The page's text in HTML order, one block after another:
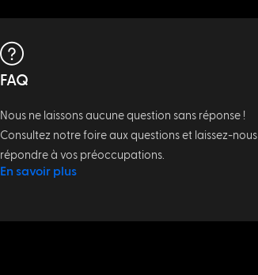
FAQ
Nous ne laissons aucune question sans réponse !
Consultez notre foire aux questions et laissez-nous
répondre à vos préoccupations.
En savoir plus